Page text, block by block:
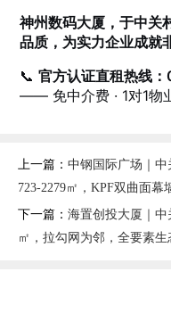
神州数码大厦，于中关
品质，为实力企业成就
📞官方认证直租热线
—— 免中介费 · 1对1物
上一篇： 中钢国际广场｜中
723-2279㎡，KPF双曲面幕
下一篇： 海置创投大厦｜中
㎡，拉勾网为邻，全要素生